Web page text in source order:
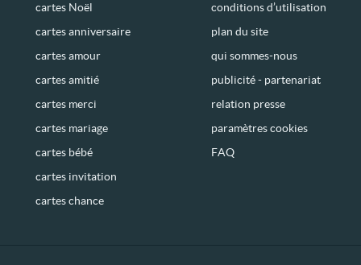
cartes Noël
cartes anniversaire
cartes amour
cartes amitié
cartes merci
cartes mariage
cartes bébé
cartes invitation
cartes chance
conditions d’utilisation
plan du site
qui sommes-nous
publicité - partenariat
relation presse
paramètres cookies
FAQ